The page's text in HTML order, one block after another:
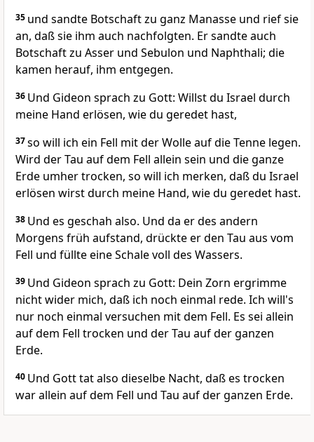
35 und sandte Botschaft zu ganz Manasse und rief sie
an, daß sie ihm auch nachfolgten. Er sandte auch
Botschaft zu Asser und Sebulon und Naphthali; die
kamen herauf, ihm entgegen.
36 Und Gideon sprach zu Gott: Willst du Israel durch
meine Hand erlösen, wie du geredet hast,
37so will ich ein Fell mit der Wolle auf die Tenne legen.
Wird der Tau auf dem Fell allein sein und die ganze
Erde umher trocken, so will ich merken, daß du Israel
erlösen wirst durch meine Hand, wie du geredet hast.
38 Und es geschah also. Und da er des andern
Morgens früh aufstand, drückte er den Tau aus vom
Fell und füllte eine Schale voll des Wassers.
39 Und Gideon sprach zu Gott: Dein Zorn ergrimme
nicht wider mich, daß ich noch einmal rede. Ich will's
nur noch einmal versuchen mit dem Fell. Es sei allein
auf dem Fell trocken und der Tau auf der ganzen
Erde.
40 Und Gott tat also dieselbe Nacht, daß es trocken
war allein auf dem Fell und Tau auf der ganzen Erde.